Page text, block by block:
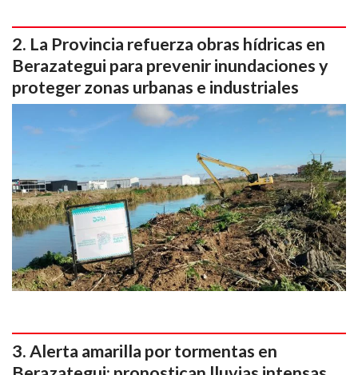
La Provincia refuerza obras hídricas en
Berazategui para prevenir inundaciones y
proteger zonas urbanas e industriales
Alerta amarilla por tormentas en